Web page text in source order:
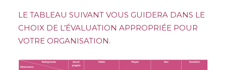
LE TABLEAU SUIVANT VOUS GUIDERA DANS LE
CHOIX DE L’ÉVALUATION APPROPRIÉE POUR
VOTRE ORGANISATION.